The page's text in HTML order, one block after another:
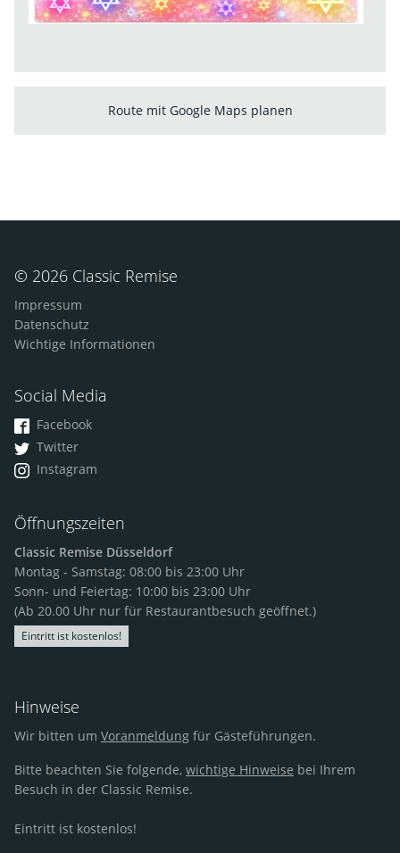
Route mit Google Maps planen
Öffnungszeiten
Classic Remise Düsseldorf
Montag - Samstag: 08:00 bis 23:00 Uhr
Sonn- und Feiertag: 10:00 bis 23:00 Uhr
(Ab 20.00 Uhr nur für Restaurantbesuch geöffnet.)
Eintritt ist kostenlos!
Hinweise
Wir bitten um Voranmeldung für Gästeführungen.
Bitte beachten Sie folgende, wichtige Hinweise bei Ihrem
Besuch in der Classic Remise.
Eintritt ist kostenlos!
Social Media
Facebook
Twitter
Instagram
© 2026 Classic Remise
Impressum
Datenschutz
Wichtige Informationen